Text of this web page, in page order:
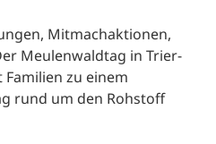
Mitmachaktionen,
Meulenwaldtag in Trier-
zu einem
rund um den Rohstoff